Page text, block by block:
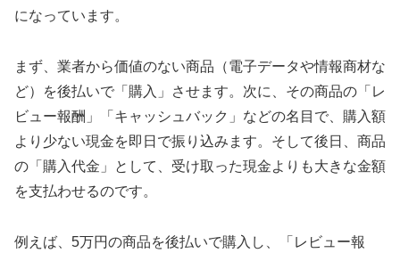
になっています。
まず、業者から価値のない商品（電子データや情報商材な
ど）を後払いで「購入」させます。次に、その商品の「レ
ビュー報酬」「キャッシュバック」などの名目で、購入額
より少ない現金を即日で振り込みます。そして後日、商品
の「購入代金」として、受け取った現金よりも大きな金額
を支払わせるのです。
例えば、5万円の商品を後払いで購入し、「レビュー報